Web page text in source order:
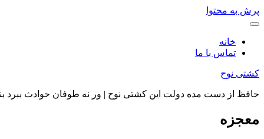
پرش به محتوا
خانه
تماس با ما
کشتی نوح
حافظ از دست مده دولت این کشتی نوح | ور نه طوفان حوادث ببرد
معجزه